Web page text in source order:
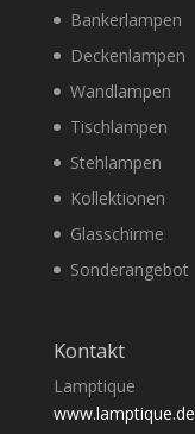
Bankerlampen
Deckenlampen
Wandlampen
Tischlampen
Stehlampen
Kollektionen
Glasschirme
Sonderangebot
Kontakt
Lamptique
www.lamptique.de